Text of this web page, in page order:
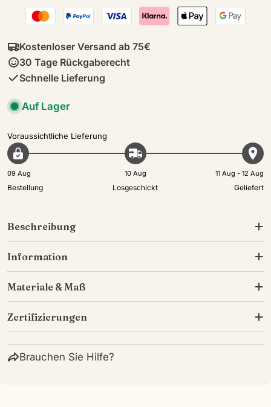
Kostenloser Versand ab 75€
30 Tage Rückgaberecht
Schnelle Lieferung
Auf Lager
Voraussichtliche Lieferung
09 Aug
Bestellung
10 Aug
Losgeschickt
11 Aug - 12 Aug
Geliefert
Beschreibung
Information
Materiale & Maß
Zertifizierungen
Brauchen Sie Hilfe?